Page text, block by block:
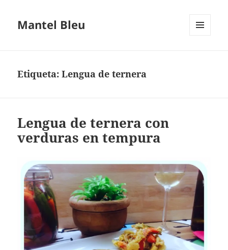
Mantel Bleu
Etiqueta:Lengua de ternera
Lengua de ternera con
verduras en tempura